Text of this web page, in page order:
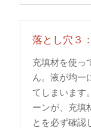
落とし穴３
充填材を使っ
ん。液が均一
てしまいます
ーンが、充填
とを必ず確認